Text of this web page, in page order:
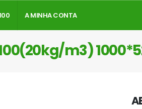
A MINHA CONTA
m3)